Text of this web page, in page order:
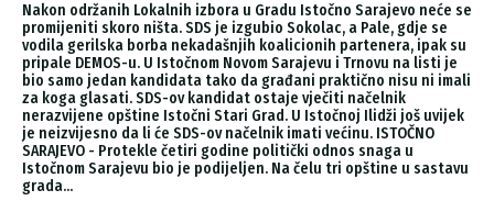
Nakon održanih Lokalnih izbora u Gradu Istočno Sarajevo neće se
promijeniti skoro ništa. SDS je izgubio Sokolac, a Pale, gdje se
vodila gerilska borba nekadašnjih koalicionih partenera, ipak su
pripale DEMOS-u. U Istočnom Novom Sarajevu i Trnovu na listi je
bio samo jedan kandidata tako da građani praktično nisu ni imali
za koga glasati. SDS-ov kandidat ostaje vječiti načelnik
nerazvijene opštine Istočni Stari Grad. U Istočnoj Ilidži još uvijek
je neizvijesno da li će SDS-ov načelnik imati većinu. ISTOČNO
SARAJEVO - Protekle četiri godine politički odnos snaga u
Istočnom Sarajevu bio je podijeljen. Na čelu tri opštine u sastavu
grada...